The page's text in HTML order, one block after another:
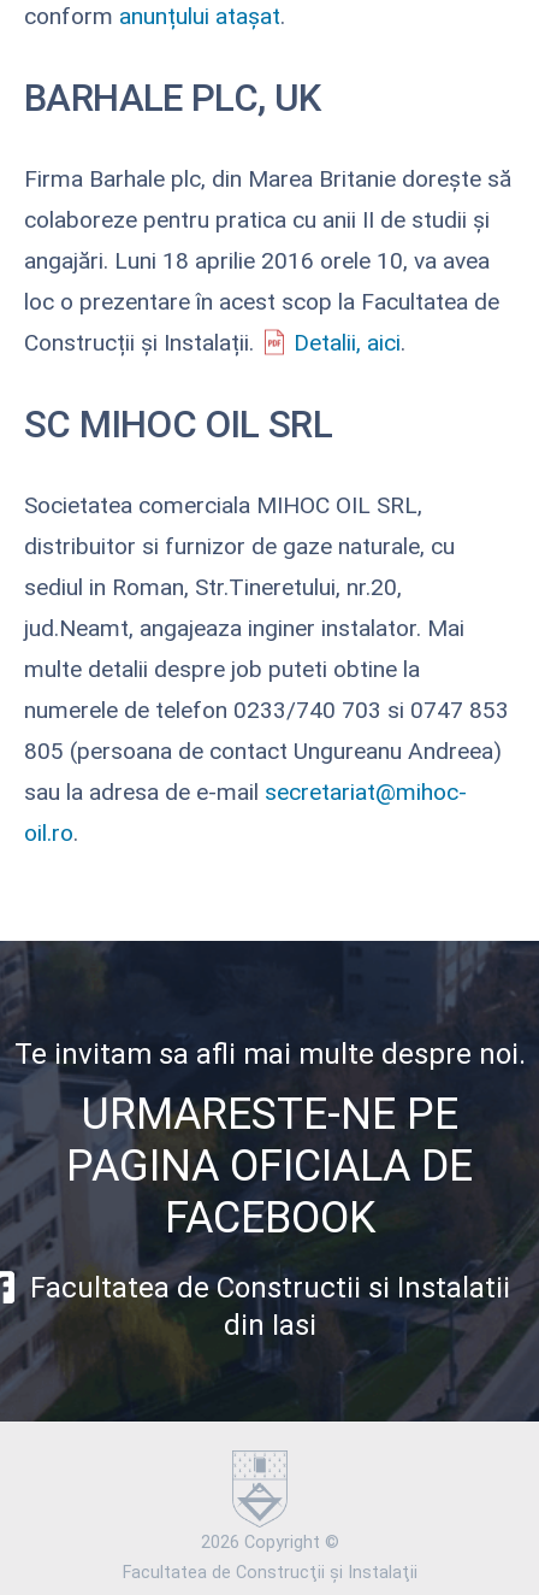
conform anunțului atașat.
BARHALE PLC, UK
Firma Barhale plc, din Marea Britanie dorește să
colaboreze pentru pratica cu anii II de studii și
angajări. Luni 18 aprilie 2016 orele 10, va avea
loc o prezentare în acest scop la Facultatea de
Construcții și Instalații.
Detalii, aici.
SC MIHOC OIL SRL
Societatea comerciala MIHOC OIL SRL,
distribuitor si furnizor de gaze naturale, cu
sediul in Roman, Str.Tineretului, nr.20,
jud.Neamt, angajeaza inginer instalator. Mai
multe detalii despre job puteti obtine la
numerele de telefon 0233/740 703 si 0747 853
805 (persoana de contact Ungureanu Andreea)
sau la adresa de e-mail secretariat@mihoc-
oil.ro.
Te invitam sa afli mai multe despre noi.
URMARESTE-NE PE
PAGINA OFICIALA DE
FACEBOOK
Facultatea de Constructii si Instalatii
din Iasi
2026 Copyright ©
Facultatea de Construcţii şi Instalaţii